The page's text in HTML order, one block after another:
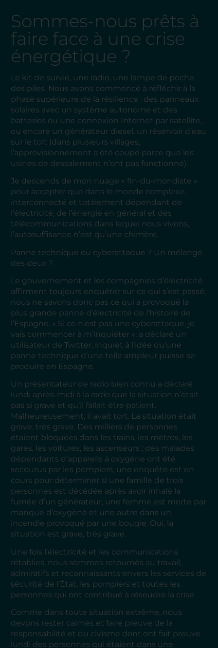
Sommes-nous prêts à
faire face à une crise
énergétique ?
Le kit de survie, une radio, une lampe de poche,
des piles. Nous avons commencé à réfléchir à la
phase supérieure de la résilience : des panneaux
solaires avec un système autonome et des
batteries ou une connexion Internet par satellite,
ou encore un générateur diesel, un réservoir d’eau
sur le toit (dans plusieurs villages,
l’approvisionnement a été coupé parce que les
usines de dessalement n’ont pas fonctionné).
Je descends de mon nuage « fin-du-mondiste »
pour accepter que dans le monde complexe,
interconnecté et totalement dépendant de
l’électricité, de l’énergie en général et des
télécommunications dans lequel nous vivons,
l’autosuffisance n’est qu’une chimère.
Panne technique ou cyberattaque ? Un mélange
des deux ?
Le gouvernement et les compagnies d’électricité
affirment toujours enquêter sur ce qui s’est passé,
nous ne savons donc pas ce qui a provoqué la
plus grande panne d’électricité de l’histoire de
l’Espagne. « Si ce n’est pas une cyberattaque, je
vais commencer à m’inquiéter », a déclaré un
utilisateur de Twitter, inquiet à l’idée qu’une
panne technique d’une telle ampleur puisse se
produire en Espagne.
Un présentateur de radio bien connu a déclaré
lundi après-midi à la radio que la situation n’était
pas si grave et qu’il fallait être patient.
Malheureusement, il avait tort. La situation était
grave, très grave. Des milliers de personnes
étaient bloquées dans les trains, les métros, les
gares, les voitures, les ascenseurs ; des malades
dépendants d’appareils à oxygène ont été
secourus par les pompiers, une enquête est en
cours pour déterminer si une famille de trois
personnes est décédée après avoir inhalé la
fumée d’un générateur, une femme est morte par
manque d’oxygène et une autre dans un
incendie provoqué par une bougie. Oui, la
situation est grave, très grave.
Une fois l’électricité et les communications
rétablies, nous sommes retournés au travail,
admiratifs et reconnaissants envers les services de
sécurité de l’État, les pompiers et toutes les
personnes qui ont contribué à résoudre la crise.
Comme dans toute situation extrême, nous
devons rester calmes et faire preuve de la
responsabilité et du civisme dont ont fait preuve
lundi des personnes qui étaient dans une